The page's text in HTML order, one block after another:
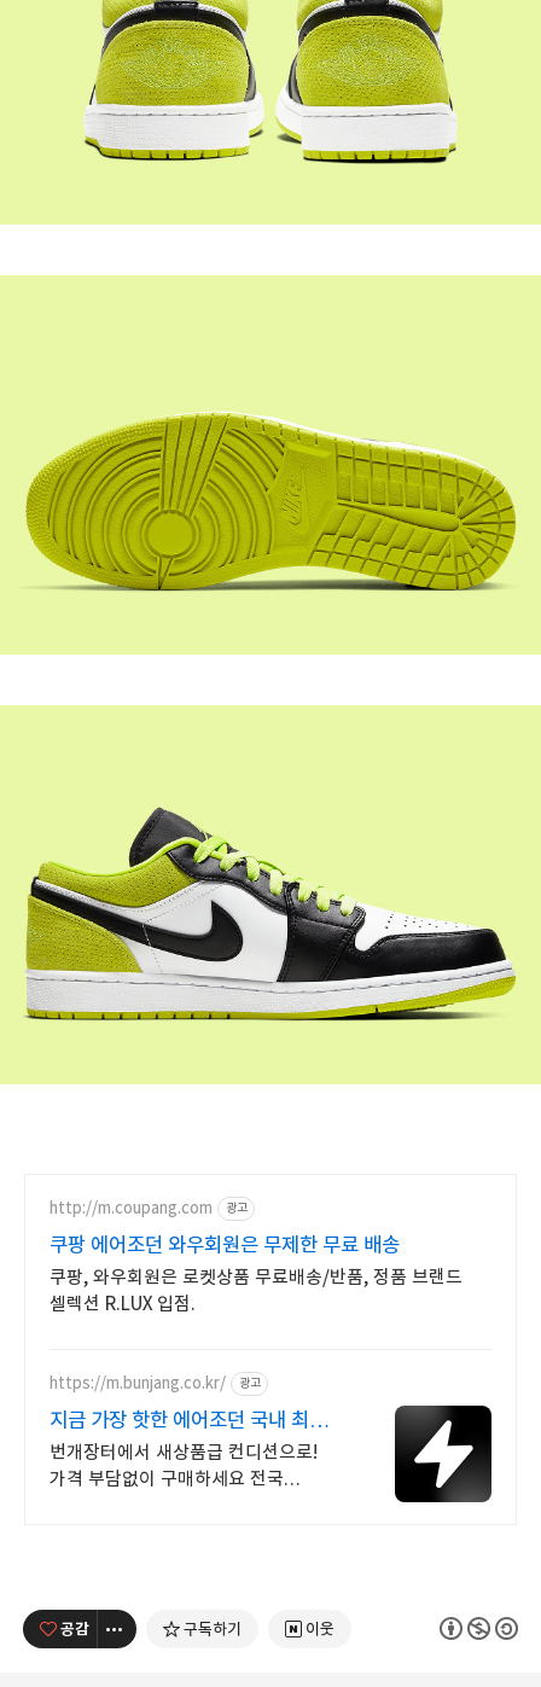
http://m.coupang.com 광고
쿠팡 에어조던 와우회원은 무제한 무료 배송
쿠팡, 와우회원은 로켓상품 무료배송/반품, 정품 브랜드
셀렉션 R.LUX 입점.
https://m.bunjang.co.kr/ 광고
지금 가장 핫한 에어조던 국내 최대
브랜드 중고거래
번개장터에서 새상품급 컨디션으로!
가격 부담없이 구매하세요 전국
공감 구독하기 이웃